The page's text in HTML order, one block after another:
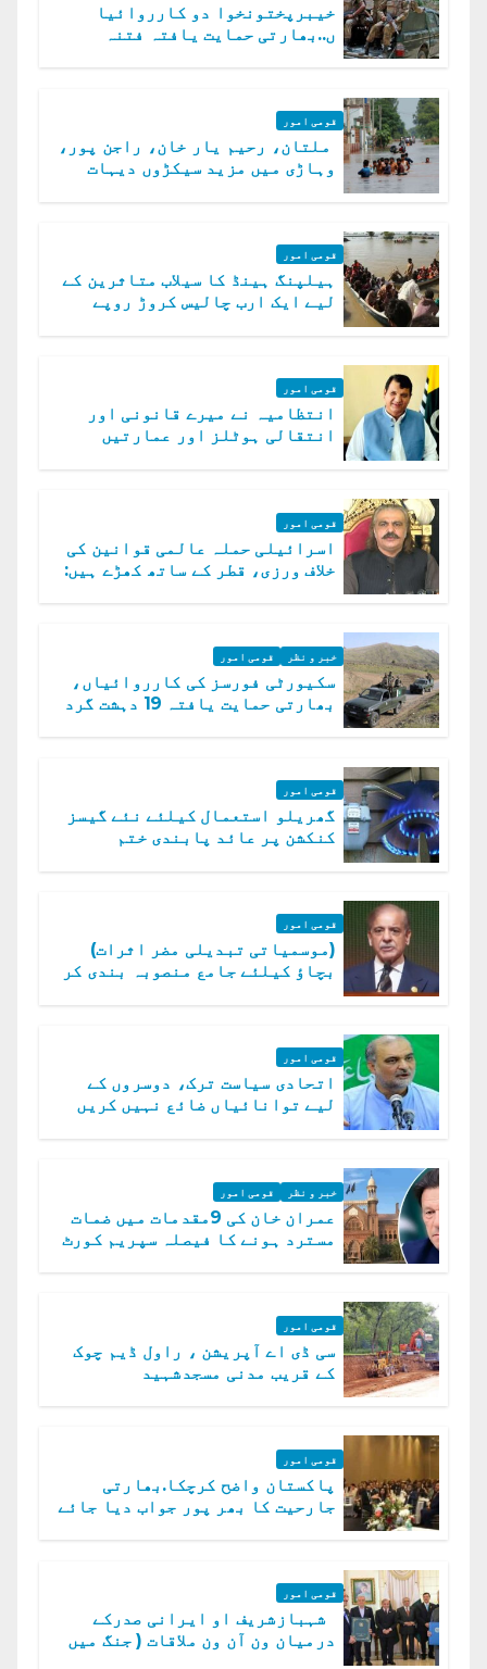
خیبرپختونخوا دو کارروائیا
ں..بھارتی حمایت یافتہ فتنہ
قومی امور
ملتان، رحیم یار خان، راجن پور،
وہاڑی میں مزید سیکڑوں دیہات
قومی امور
ہیلپنگ ہینڈ کا سیلاب متاثرین کے
لیے ایک ارب چالیس کروڑ روپے
قومی امور
انتظامیہ نے میرے قانونی اور
انتقالی ہوٹلز اور عمارتیں
قومی امور
اسرائیلی حملہ عالمی قوانین کی
خلاف ورزی، قطر کے ساتھ کھڑے ہیں:
خبر و نظر قومی امور
سکیورٹی فورسز کی کارروائیاں،
بھارتی حمایت یافتہ 19 دہشت گرد
قومی امور
گھریلو استعمال کیلئے نئے گیسز
کنکشن پر عائد پابندی ختم
قومی امور
(موسمیاتی تبدیلی مضر اثرات)
بچاؤ کیلئے جامع منصوبہ بندی کر
قومی امور
اتحادی سیاست ترک، دوسروں کے
لیے توانائیاں ضائع نہیں کریں
خبر و نظر قومی امور
عمران خان کی 9مقدمات میں ضمات
مسترد ہونے کا فیصلہ سپریم کورٹ
قومی امور
سی ڈی اے آپریشن ، راول ڈیم چوک
کے قریب مدنی مسجدشہید
قومی امور
پاکستان واضح کرچکا.بھارتی
جارحیت کا بھر پور جواب دیا جائے
قومی امور
شہبازشریف او ایرانی صدرکے
درمیان ون آن ون ملاقات ( جنگ میں